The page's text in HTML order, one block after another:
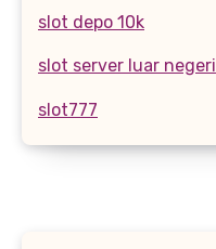
slot depo 10k
slot server luar negeri
slot777